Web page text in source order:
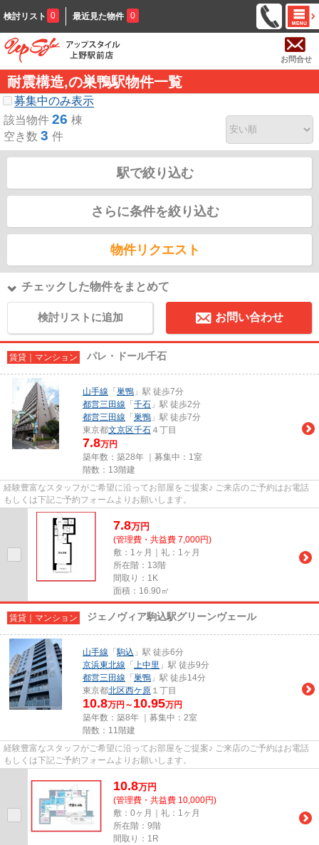
検討リスト 0 最近見た物件 0
お問合せ
耐震構造,の巣鴨駅物件一覧
募集中のみ表示
該当物件 26 棟
空き数 3 件
駅で絞り込む
さらに条件を絞り込む
物件リクエスト
チェックした物件をまとめて
検討リストに追加 お問い合わせ
賃貸｜マンション パレ・ドール千石
山手線 「 巣鴨 」駅 徒歩7分
都営三田線 「 千石 」駅 徒歩2分
都営三田線 「 巣鴨 」駅 徒歩7分
東京都文京区千石 ４丁目
7.8万円
築年数：築28年 ｜募集中： 1室
階数：13階建
経験豊富なスタッフがご希望に沿ってお部屋をご提案♪ ご来店のご予約はお電話
もしくは下記ご予約フォームよりお願いします。
7.8万円
(管理費・共益費 7,000円)
敷：1ヶ月｜礼：1ヶ月
所在階：13階
間取り：1K
面積：16.90㎡
賃貸｜マンション ジェノヴィア駒込駅グリーンヴェール
山手線 「駒込 」駅 徒歩6分
京浜東北線 「 上中里 」駅 徒歩9分
都営三田線 「 巣鴨 」駅 徒歩14分
東京都北区西ケ原 １丁目
10.8万円～ 10.95万円
築年数：築8年 ｜募集中： 2室
階数：11階建
経験豊富なスタッフがご希望に沿ってお部屋をご提案♪ ご来店のご予約はお電話
もしくは下記ご予約フォームよりお願いします。
10.8万円
(管理費・共益費 10,000円)
敷：0ヶ月｜礼：1ヶ月
所在階：9階
間取り：1R